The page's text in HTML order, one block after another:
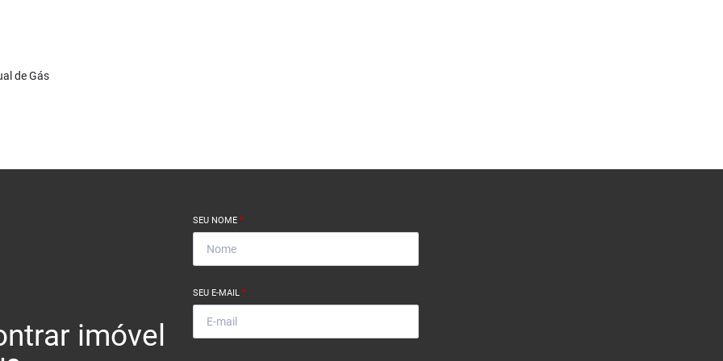
de Gás
imóvel
SEU NOME *
SEU E-MAIL *